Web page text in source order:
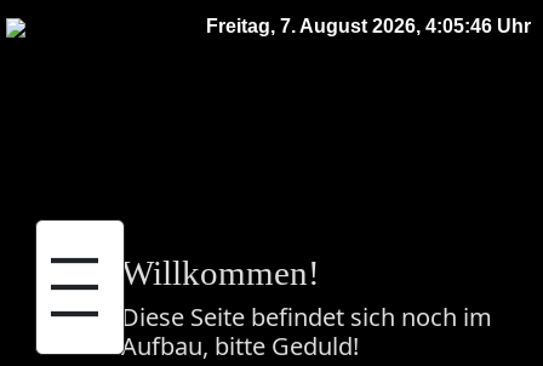
Freitag, 7. August 2026, 4:05:46 Uhr
||| Willkommen!
Diese Seite befindet sich noch im
Aufbau, bitte Geduld!